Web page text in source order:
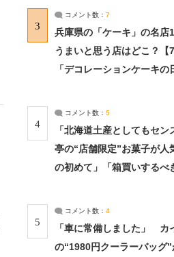
3
コメント数： 7
兵庫県の「ケーキ」の名
うまいと思う店はどこ？【
「デコレーションケーキの
4
コメント数： 5
「北海道土産としてもセン
亭の“店舗限定”お菓子が
の初めて」「箱買いするべ
5
コメント数： 4
「車に常備しました」 カ
の“1980円クーラーバッグ